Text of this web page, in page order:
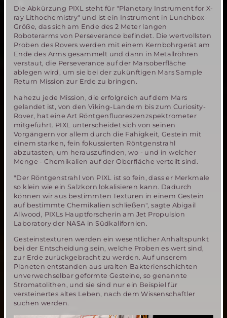
Die Abkürzung PIXL steht für "Planetary Instrument for X-
ray Lithochemistry" und ist ein Instrument in Lunchbox-
Größe, das sich am Ende des 2 Meter langen
Roboterarms von Perseverance befindet. Die wertvollsten
Proben des Rovers werden mit einem Kernbohrgerät am
Ende des Arms gesammelt und dann in Metallröhren
verstaut, die Perseverance auf der Marsoberfläche
ablegen wird, um sie bei der zukünftigen Mars Sample
Return Mission zur Erde zu bringen.
Nahezu jede Mission, die erfolgreich auf dem Mars
gelandet ist, von den Viking-Landern bis zum Curiosity-
Rover, hat eine Art Röntgenfluoreszenzspektrometer
mitgeführt. PIXL unterscheidet sich von seinen
Vorgängern vor allem durch die Fähigkeit, Gestein mit
einem starken, fein fokussierten Röntgenstrahl
abzutasten, um herauszufinden, wo - und in welcher
Menge - Chemikalien auf der Oberfläche verteilt sind.
"Der Röntgenstrahl von PIXL ist so fein, dass er Merkmale
so klein wie ein Salzkorn lokalisieren kann. Dadurch
können wir aus bestimmten Texturen in einem Gestein
auf bestimmte Chemikalien schließen", sagte Abigail
Allwood, PIXLs Hauptforscherin am Jet Propulsion
Laboratory der NASA in Südkalifornien.
Gesteinstexturen werden ein wesentlicher Anhaltspunkt
bei der Entscheidung sein, welche Proben es wert sind,
zur Erde zurückgebracht zu werden. Auf unserem
Planeten entstanden aus uralten Bakterienschichten
unverwechselbar geformte Gesteine, so genannte
Stromatolithen, und sie sind nur ein Beispiel für
versteinertes altes Leben, nach dem Wissenschaftler
suchen werden.